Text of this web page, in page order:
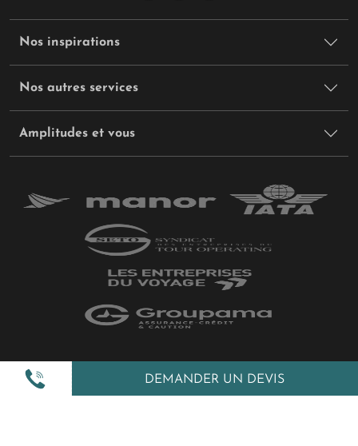
DEMANDER UN DEVIS
Nos inspirations
Nos autres services
Amplitudes et vous
Plan du site
Politique de confidentialité